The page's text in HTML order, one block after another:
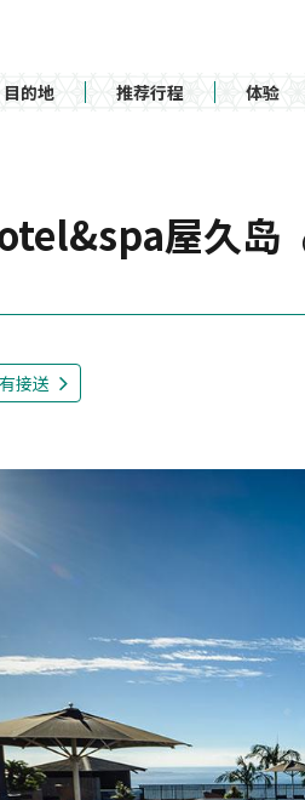
目的地 推荐行程 体验
屋久岛
有接送